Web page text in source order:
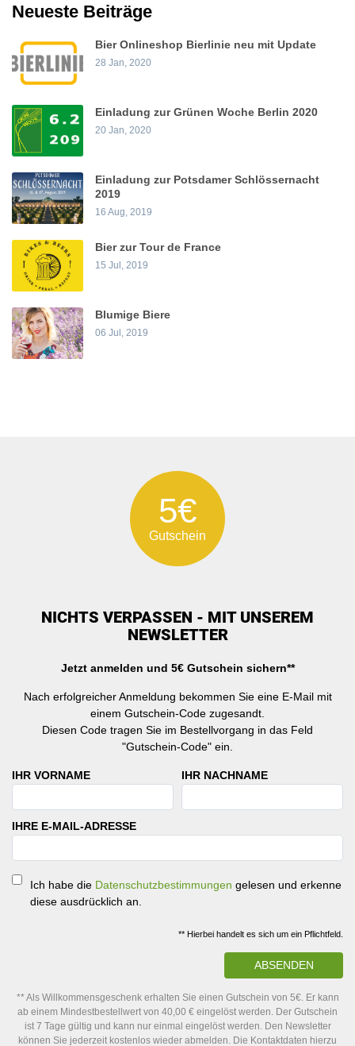
Neueste Beiträge
Bier Onlineshop Bierlinie neu mit Update
28 Jan, 2020
Einladung zur Grünen Woche Berlin 2020
20 Jan, 2020
Einladung zur Potsdamer Schlössernacht
2019
16 Aug, 2019
Bier zur Tour de France
15 Jul, 2019
Blumige Biere
06 Jul, 2019
5€
Gutschein
NICHTS VERPASSEN - MIT UNSEREM
NEWSLETTER
Jetzt anmelden und 5€ Gutschein sichern**
Nach erfolgreicher Anmeldung bekommen Sie eine E-Mail mit
einem Gutschein-Code zugesandt.
Diesen Code tragen Sie im Bestellvorgang in das Feld
"Gutschein-Code" ein.
IHR VORNAME IHR NACHNAME
IHRE E-MAIL-ADRESSE
Ich habe die Datenschutzbestimmungen gelesen und erkenne
diese ausdrücklich an.
** Hierbei handelt es sich um ein Pflichtfeld.
ABSENDEN
** Als Willkommensgeschenk erhalten Sie einen Gutschein von 5€. Er kann
ab einem Mindestbestellwert von 40,00 € eingelöst werden. Der Gutschein
ist 7 Tage gültig und kann nur einmal eingelöst werden. Den Newsletter
können Sie jederzeit kostenlos wieder abmelden. Die Kontaktdaten hierzu